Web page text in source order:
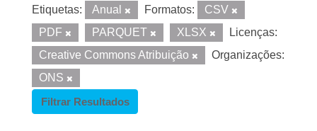
Etiquetas: Anual Formatos:
CSV
PDF
PARQUET XLSX
Licenças:
Creative Commons Atribuição
Organizações:
ONS
Filtrar Resultados